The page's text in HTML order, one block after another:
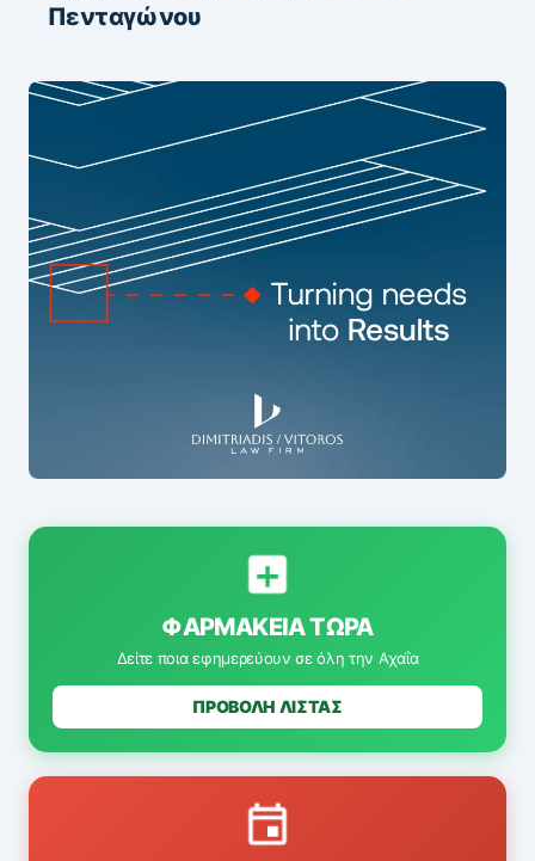
Πενταγώνου
ΦΑΡΜΑΚΕΊΑ ΤΏΡΑ
Δείτε ποια εφημερεύουν σε όλη την Αχαΐα
ΠΡΟΒΟΛΗ ΛΙΣΤΑΣ